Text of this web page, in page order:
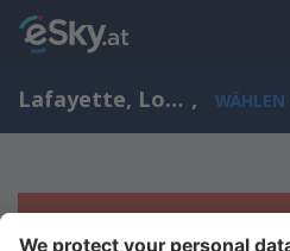
Lafayette, Louisiana, USA ,